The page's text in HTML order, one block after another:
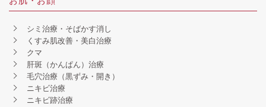
シミ治療・そばかす消し
くすみ肌改善・美白治療
クマ
肝斑（かんぱん）治療
毛穴治療（黒ずみ・開き）
ニキビ治療
ニキビ跡治療